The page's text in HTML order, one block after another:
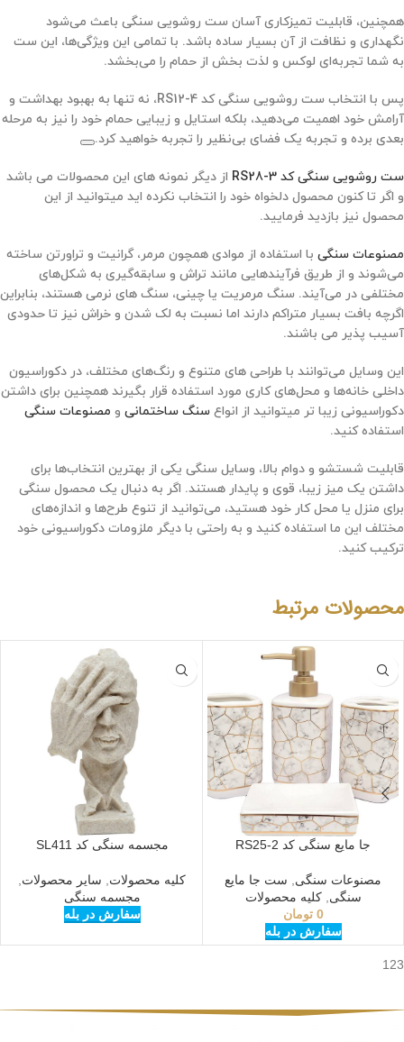
همچنین، قابلیت تمیزکاری آسان ست روشویی سنگی باعث می‌شود
نگهداری و نظافت از آن بسیار ساده باشد. با تمامی این ویژگی‌ها، این ست
به شما تجربه‌ای لوکس و لذت بخش از حمام را می‌بخشد.
پس با انتخاب ست روشویی سنگی کد RS12-4، نه تنها به بهبود بهداشت و
آرامش خود اهمیت می‌دهید، بلکه استایل و زیبایی حمام خود را نیز به مرحله
بعدی برده و تجربه یک فضای بی‌نظیر را تجربه خواهید کرد.
ست روشویی سنگی کد RS28-3
از دیگر نمونه های این محصولات می باشد
و اگر تا کنون محصول دلخواه خود را انتخاب نکرده اید میتوانید از این
محصول نیز بازدید فرمایید.
مصنوعات سنگی با استفاده از موادی همچون مرمر، گرانیت و تراورتن ساخته
می‌شوند و از طریق فرآیندهایی مانند تراش و سابقه‌گیری به شکل‌های
مختلفی در می‌آیند. سنگ مرمریت یا چینی، سنگ های نرمی هستند، بنابراین
اگرچه بافت بسیار متراکم دارند اما نسبت به لک شدن و خراش نیز تا حدودی
آسیب پذیر می باشند.
این وسایل می‌توانند با طراحی های متنوع و رنگ‌های مختلف، در دکوراسیون
داخلی خانه‌ها و محل‌های کاری مورد استفاده قرار بگیرند همچنین برای داشتن
دکوراسیونی زیبا تر میتوانید از انواع سنگ ساختمانی و مصنوعات سنگی
استفاده کنید.
قابلیت شستشو و دوام بالا، وسایل سنگی یکی از بهترین انتخاب‌ها برای
داشتن یک میز زیبا، قوی و پایدار هستند. اگر به دنبال یک محصول سنگی
برای منزل یا محل کار خود هستید، می‌توانید از تنوع طرح‌ها و اندازه‌های
مختلف این ما استفاده کنید و به راحتی با دیگر ملزومات دکوراسیونی خود
ترکیب کنید.
محصولات مرتبط
جا مایع سنگی کد RS25-2
مصنوعات سنگی
ست جا مایع
سنگی ,کلیه محصولات
0 تومان
سفارش در بله
مجسمه سنگی کد SL411
کلیه محصولات سایر محصولات
مجسمه سنگی
سفارش در بله
123